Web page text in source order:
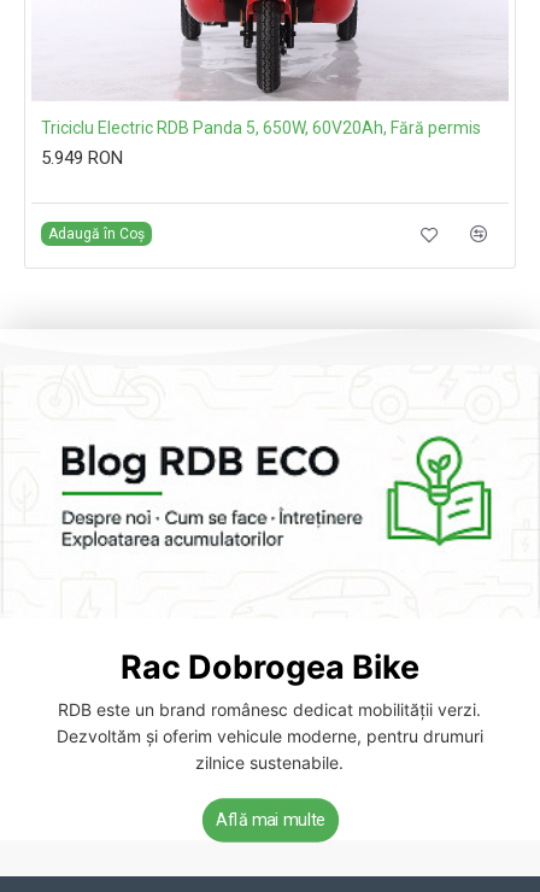
Triciclu Electric RDB Panda 5, 650W, 60V20Ah, Fără permis
5.949 RON
Adaugă în Coș
Rac Dobrogea Bike
RDB este un brand românesc dedicat mobilității verzi.
Dezvoltăm și oferim vehicule moderne, pentru drumuri
zilnice sustenabile.
Află mai multe